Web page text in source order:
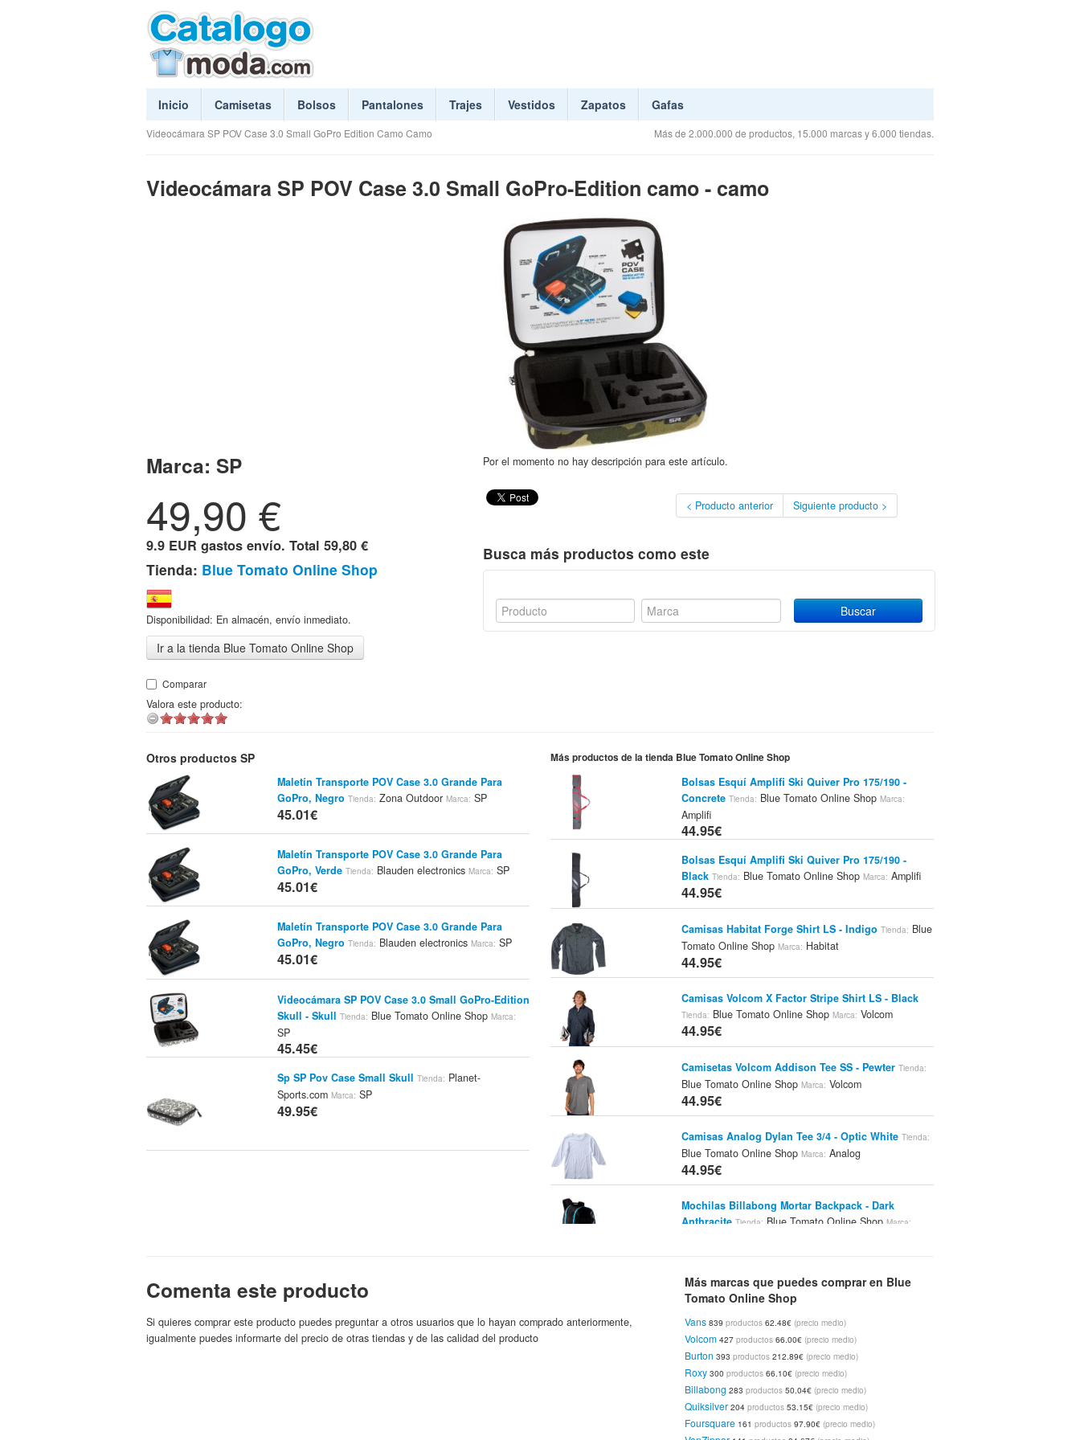
Inicio Camisetas Bolsos Pantalones Trajes Vestidos Zapatos Gafas
Videocámara SP POV Case 3.0 Small GoPro Edition Camo Camo Más de 2.000.000 de productos, 15.000 marcas y 6.000 tiendas.
Videocámara SP POV Case 3.0 Small GoPro-Edition camo - camo
Marca: SP
49,90 €
9.9 EUR gastos envío. Total 59,80 €
Tienda: Blue Tomato Online Shop
Disponibilidad: En almacén, envío inmediato.
Ir a la tienda Blue Tomato Online Shop
Comparar
Valora este producto:
Por el momento no hay descripción para este artículo.
< Producto anterior Siguiente producto >
Busca más productos como este
Otros productos SP
Maletín Transporte POV Case 3.0 Grande Para
GoPro, Negro Tienda: Zona OutdoorMarca: SP
45.01€
Maletín Transporte POV Case 3.0 Grande Para
GoPro, Verde Tienda: Blauden electronicsMarca: SP
45.01€
Maletín Transporte POV Case 3.0 Grande Para
GoPro, Negro Tienda: Blauden electronicsMarca: SP
45.01€
Videocámara SP POV Case 3.0 Small GoPro-Edition
Skull - Skull Tienda: Blue Tomato Online ShopMarca:
SP
45.45€
Sp SP Pov Case Small Skull Tienda: Planet-
Sports.comMarca: SP
49.95€
Más productos de la tienda Blue Tomato Online Shop
Bolsas Esquí Amplifi Ski Quiver Pro 175/190 -
Concrete Tienda: Blue Tomato Online Shop Marca:
Amplifi
44.95€
Bolsas Esquí Amplifi Ski Quiver Pro 175/190 -
Black Tienda: Blue Tomato Online Shop Marca: Amplifi
44.95€
Camisas Habitat Forge Shirt LS - Indigo Tienda: Blue
Tomato Online Shop Marca: Habitat
44.95€
Camisas Volcom X Factor Stripe Shirt LS - Black
Tienda: Blue Tomato Online Shop Marca: Volcom
44.95€
Camisetas Volcom Addison Tee SS - Pewter Tienda:
Blue Tomato Online Shop Marca: Volcom
44.95€
Camisas Analog Dylan Tee 3/4 - Optic White Tienda:
Blue Tomato Online Shop Marca: Analog
44.95€
Mochilas Billabong Mortar Backpack - Dark
Anthracite Tienda: Blue Tomato Online Shop Marca:
Mochilas Billabong Graduate Backpack - Anxiety
Tienda:Blue Tomato Online Shop
44.95€
Mochilas Billabong Graduate Backpack - Electric
Blue Tienda:Blue Tomato Online Shop
44.95€
Calzado Etnies Iconic - Black/grey/yellow
Comenta este producto
Si quieres comprar este producto puedes preguntar a otros usuarios que lo hayan comprado anteriormente,
igualmente puedes informarte del precio de otras tiendas y de las calidad del producto
Más marcas que puedes comprar en Blue
Tomato Online Shop
Vans 839productos 62.48€ (precio medio)
Volcom 427productos 66.00€ (precio medio)
Burton 393productos 212.89€ (precio medio)
Roxy 300productos 66.10€ (precio medio)
Billabong 283productos 50.04€ (precio medio)
Quiksilver 204productos 53.15€ (precio medio)
Foursquare 161productos 97.90€ (precio medio)